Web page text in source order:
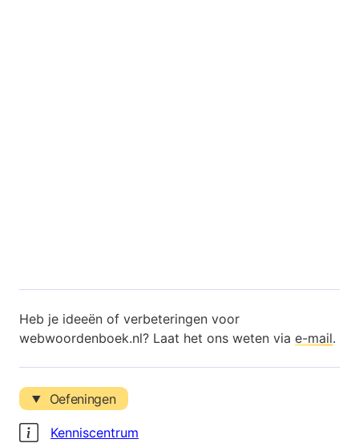
Heb je ideeën of verbeteringen voor
webwoordenboek.nl? Laat het ons weten via e-mail.
Oefeningen
Kenniscentrum